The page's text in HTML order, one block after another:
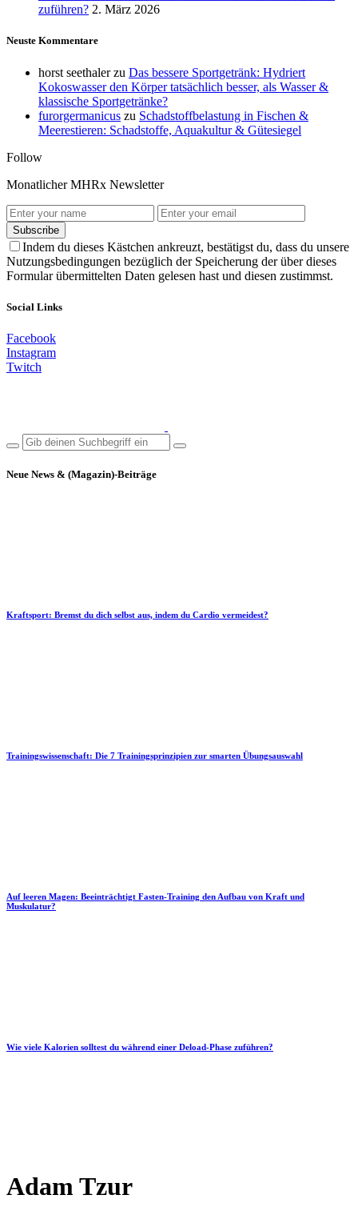
zuführen? 2. März 2026
Neuste Kommentare
horst seethalerzu Das bessere Sportgetränk: Hydriert
Kokoswasser den Körper tatsächlich besser, als Wasser &
klassische Sportgetränke?
furorgermanicus zu Schadstoffbelastung in Fischen &
Meerestieren: Schadstoffe, Aquakultur & Gütesiegel
Follow
Monatlicher MHRx Newsletter
Subscribe
Indem du dieses Kästchen ankreuzt, bestätigst du, dass du unsere
Nutzungsbedingungen bezüglich der Speicherung der über dieses
Formular übermittelten Daten gelesen hast und diesen zustimmst.
Social Links
Facebook
Instagram
Twitch
Neue News & (Magazin)-Beiträge
Kraftsport: Bremst du dich selbst aus, indem du Cardio vermeidest?
Trainingswissenschaft: Die 7 Trainingsprinzipien zur smarten Übungsauswahl
Auf leeren Magen: Beeinträchtigt Fasten-Training den Aufbau von Kraft und
Muskulatur?
Wie viele Kalorien solltest du während einer Deload-Phase zuführen?
Adam Tzur